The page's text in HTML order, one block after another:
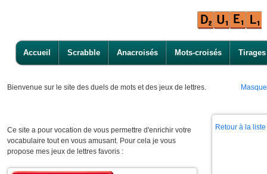
Accueil Scrabble Anacroisés Mots-croisés Tirages
Bienvenue sur le site des duels de mots et des jeux de lettres.
Ce site a pour vocation de vous permettre d'enrichir votre
vocabulaire tout en vous amusant. Pour cela je vous
propose mes jeux de lettres favoris :
Retour à la